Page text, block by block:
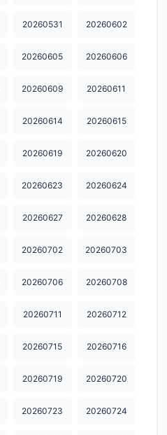
20260531 20260602
20260605 20260606
20260609 20260611
20260614 20260615
20260619 20260620
20260623 20260624
20260627 20260628
20260702 20260703
20260706 20260708
20260711 20260712
20260715 20260716
20260719 20260720
20260723 20260724